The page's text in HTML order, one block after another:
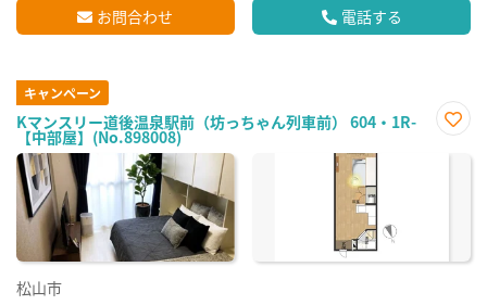
お問合わせ 電話する
キャンペーン
Kマンスリー道後温泉駅前（坊っちゃん列車前） 604・1R-
【中部屋】(No.898008)
に入
松山市